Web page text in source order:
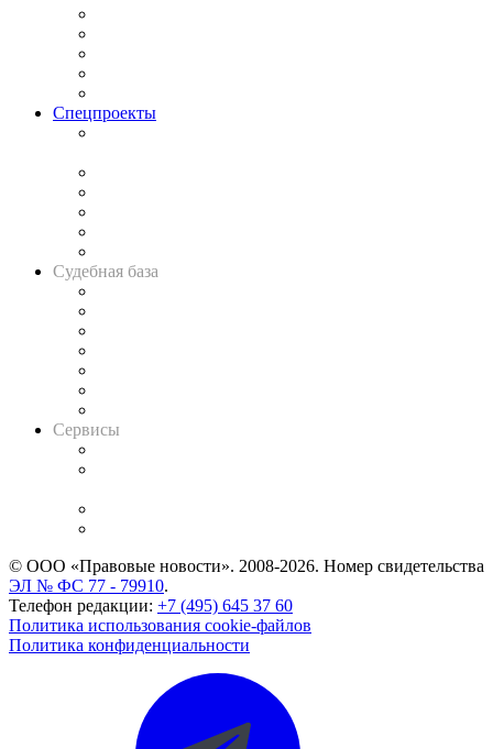
Спецпроекты
Судебная база
Сервисы
© ООО «Правовые новости». 2008-2026. Номер свидетельства
ЭЛ № ФС 77 - 79910.
Телефон редакции: +7 (495) 645 37 60
Политика использования cookie-файлов
Политика конфиденциальности